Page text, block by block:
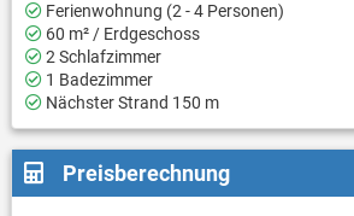
Ferienwohnung (2 - 4 Personen)
60 m² / Erdgeschoss
2 Schlafzimmer
1 Badezimmer
Nächster Strand 150 m
Preisberechnung